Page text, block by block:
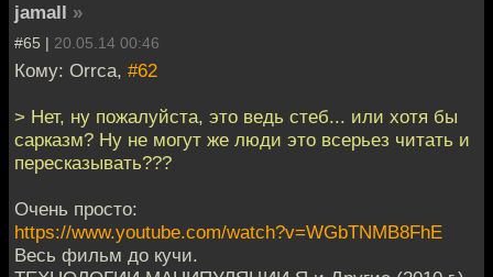
jamall »
#65 | 20.05.14 00:46
Кому: Orrca, #62
> Нет, ну пожалуйста, это ведь стеб... или хотя бы
сарказм? Ну не могут же люди это всерьез читать и
пересказывать???
Очень просто:
https://www.youtube.com/watch?v=WGbTNMB8FhE
Весь фильм до кучи.